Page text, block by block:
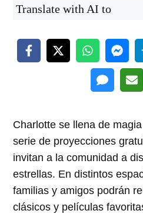
Translate with AI to
Charlotte se llena de
serie de proyecciones
invitan a la comunidad a
estrellas. En distintos
familias y amigos podrán
clásicos y películas